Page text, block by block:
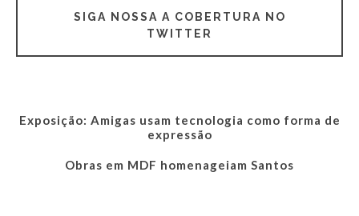
SIGA NOSSA A COBERTURA NO
TWITTER
Exposição: Amigas usam tecnologia como forma de
expressão
Obras em MDF homenageiam Santos